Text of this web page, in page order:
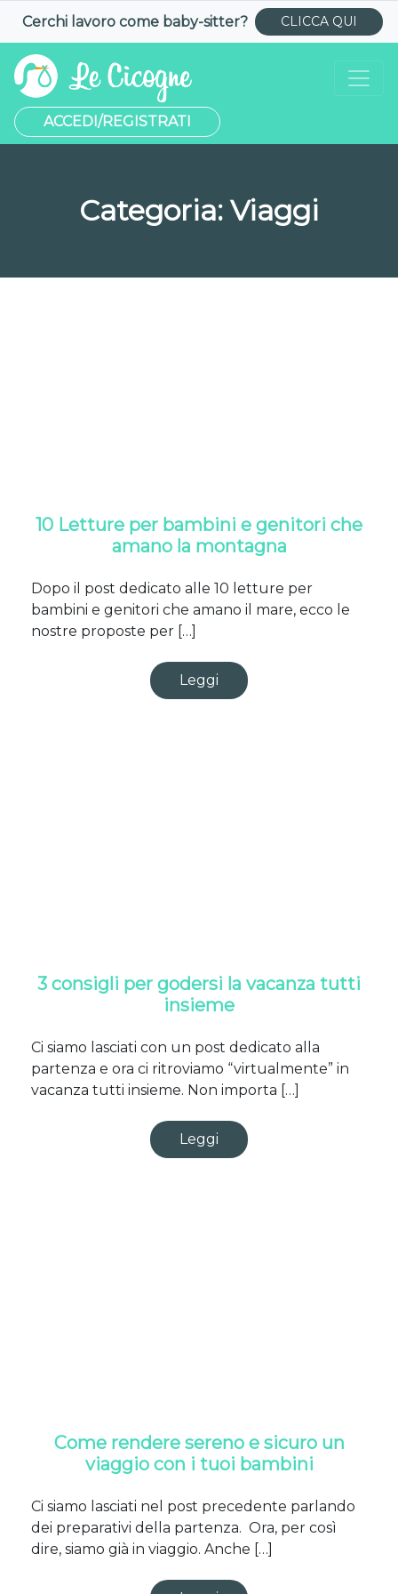
Cerchi lavoro come baby-sitter? CLICCA QUI
ACCEDI/REGISTRATI
Categoria: Viaggi
10 Letture per bambini e genitori che
amano la montagna
Dopo il post dedicato alle 10 letture per
bambini e genitori che amano il mare, ecco le
nostre proposte per […]
Leggi
3 consigli per godersi la vacanza tutti
insieme
Ci siamo lasciati con un post dedicato alla
partenza e ora ci ritroviamo “virtualmente” in
vacanza tutti insieme. Non importa […]
Leggi
Come rendere sereno e sicuro un
viaggio con i tuoi bambini
Ci siamo lasciati nel post precedente parlando
dei preparativi della partenza. Ora, per così
dire, siamo già in viaggio. Anche […]